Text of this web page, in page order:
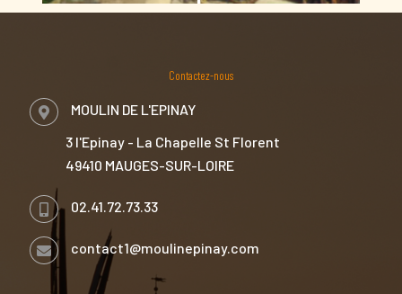
Contactez-nous
MOULIN DE L'EPINAY
3 l'Epinay - La Chapelle St Florent
49410 MAUGES-SUR-LOIRE
02.41.72.73.33
contact1@moulinepinay.com